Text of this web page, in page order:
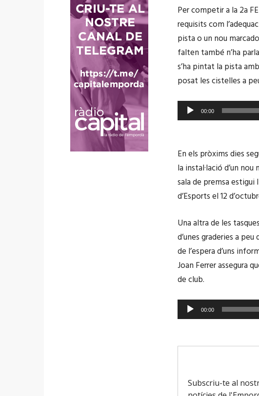
i
o
Per competir a la 2a
requisits com
pista o un nou
falten també n’ha
s’ha pintat la pista
posat les cistelles a
e
r
o
d
u
t
o
r
d
'
d
o
00:00
En els pròxims dies
la instal·lació d’un nou
sala de premsa
d’Esports el 12
Una altra de les
d’unes graderies a
de l’espera d’uns
Joan Ferrer assegura
de club.
e
r
00:00